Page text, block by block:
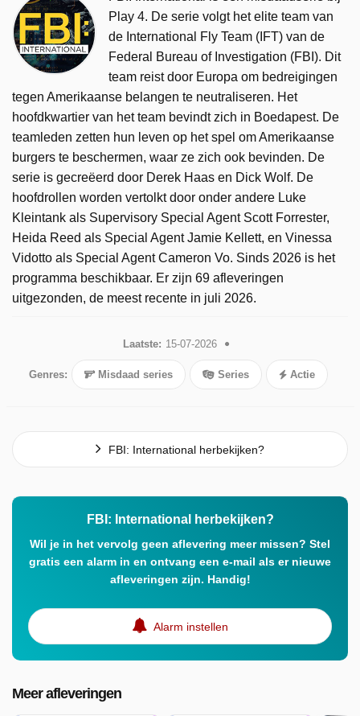
Play 4. De serie volgt het elite team van
de International Fly Team (IFT) van de
Federal Bureau of Investigation (FBI). Dit
team reist door Europa om bedreigingen
tegen Amerikaanse belangen te neutraliseren. Het
hoofdkwartier van het team bevindt zich in Boedapest. De
teamleden zetten hun leven op het spel om Amerikaanse
burgers te beschermen, waar ze zich ook bevinden. De
serie is gecreëerd door Derek Haas en Dick Wolf. De
hoofdrollen worden vertolkt door onder andere Luke
Kleintank als Supervisory Special Agent Scott Forrester,
Heida Reed als Special Agent Jamie Kellett, en Vinessa
Vidotto als Special Agent Cameron Vo. Sinds 2026 is het
programma beschikbaar. Er zijn 69 afleveringen
uitgezonden, de meest recente in juli 2026.
Laatste: 15-07-2026
Genres: Misdaad series Series Actie
FBI: International herbekijken?
FBI: International herbekijken?
Wil je in het vervolg geen aflevering meer missen? Stel
gratis een alarm in en ontvang een e-mail als er nieuwe
afleveringen zijn. Handig!
Alarm instellen
Meer afleveringen